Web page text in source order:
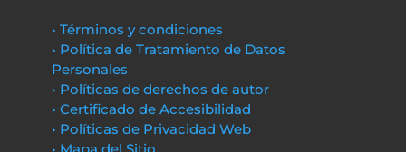
• Términos y condiciones
• Política de Tratamiento de Datos
Personales
• Políticas de derechos de autor
• Certificado de Accesibilidad
• Políticas de Privacidad Web